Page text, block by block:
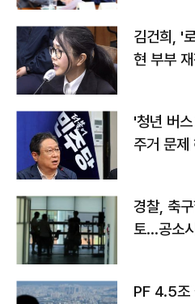
김건희, '
현 부부
'청년 버
주거 문제
경찰, 축
토…공소
PF 4.5조